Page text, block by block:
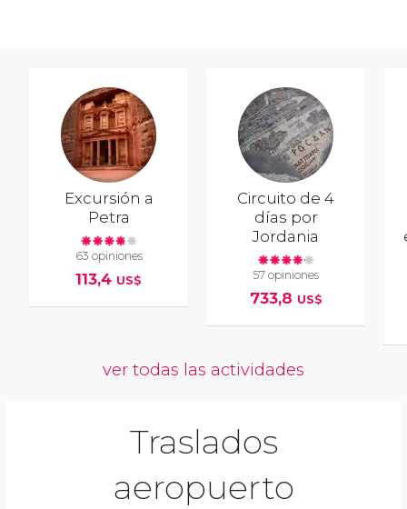
Excursión a
Petra
63 opiniones
113,4 US$
Circuito de 4
días por
Jordania
57 opiniones
733,8 US$
ver todas las actividades
Traslados
aeropuerto